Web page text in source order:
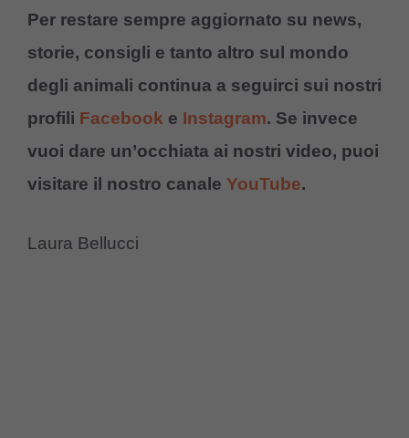
Per restare sempre aggiornato su news,
storie, consigli e tanto altro sul mondo
degli animali continua a seguirci sui nostri
profili Facebook e Instagram. Se invece
vuoi dare un’occhiata ai nostri video, puoi
visitare il nostro canale YouTube.
Laura Bellucci